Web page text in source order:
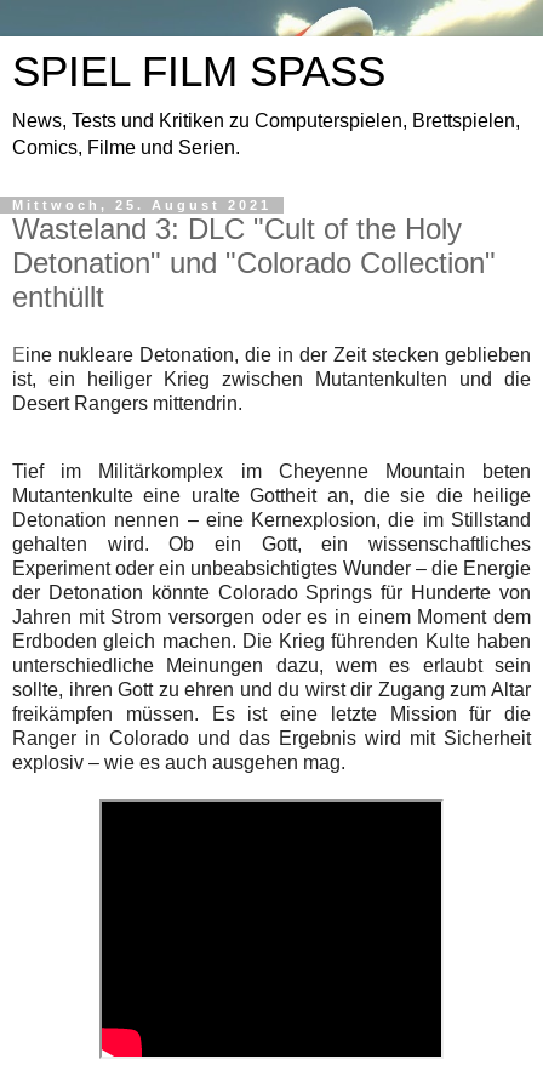
SPIEL FILM SPASS
News, Tests und Kritiken zu Computerspielen, Brettspielen,
Comics, Filme und Serien.
Mittwoch, 25. August 2021
Wasteland 3: DLC "Cult of the Holy
Detonation" und "Colorado Collection"
enthüllt
Eine nukleare Detonation, die in der Zeit stecken geblieben
ist, ein heiliger Krieg zwischen Mutantenkulten und die
Desert Rangers mittendrin.
Tief im Militärkomplex im Cheyenne Mountain beten
Mutantenkulte eine uralte Gottheit an, die sie die heilige
Detonation nennen – eine Kernexplosion, die im Stillstand
gehalten wird. Ob ein Gott, ein wissenschaftliches
Experiment oder ein unbeabsichtigtes Wunder – die Energie
der Detonation könnte Colorado Springs für Hunderte von
Jahren mit Strom versorgen oder es in einem Moment dem
Erdboden gleich machen. Die Krieg führenden Kulte haben
unterschiedliche Meinungen dazu, wem es erlaubt sein
sollte, ihren Gott zu ehren und du wirst dir Zugang zum Altar
freikämpfen müssen. Es ist eine letzte Mission für die
Ranger in Colorado und das Ergebnis wird mit Sicherheit
explosiv – wie es auch ausgehen mag.